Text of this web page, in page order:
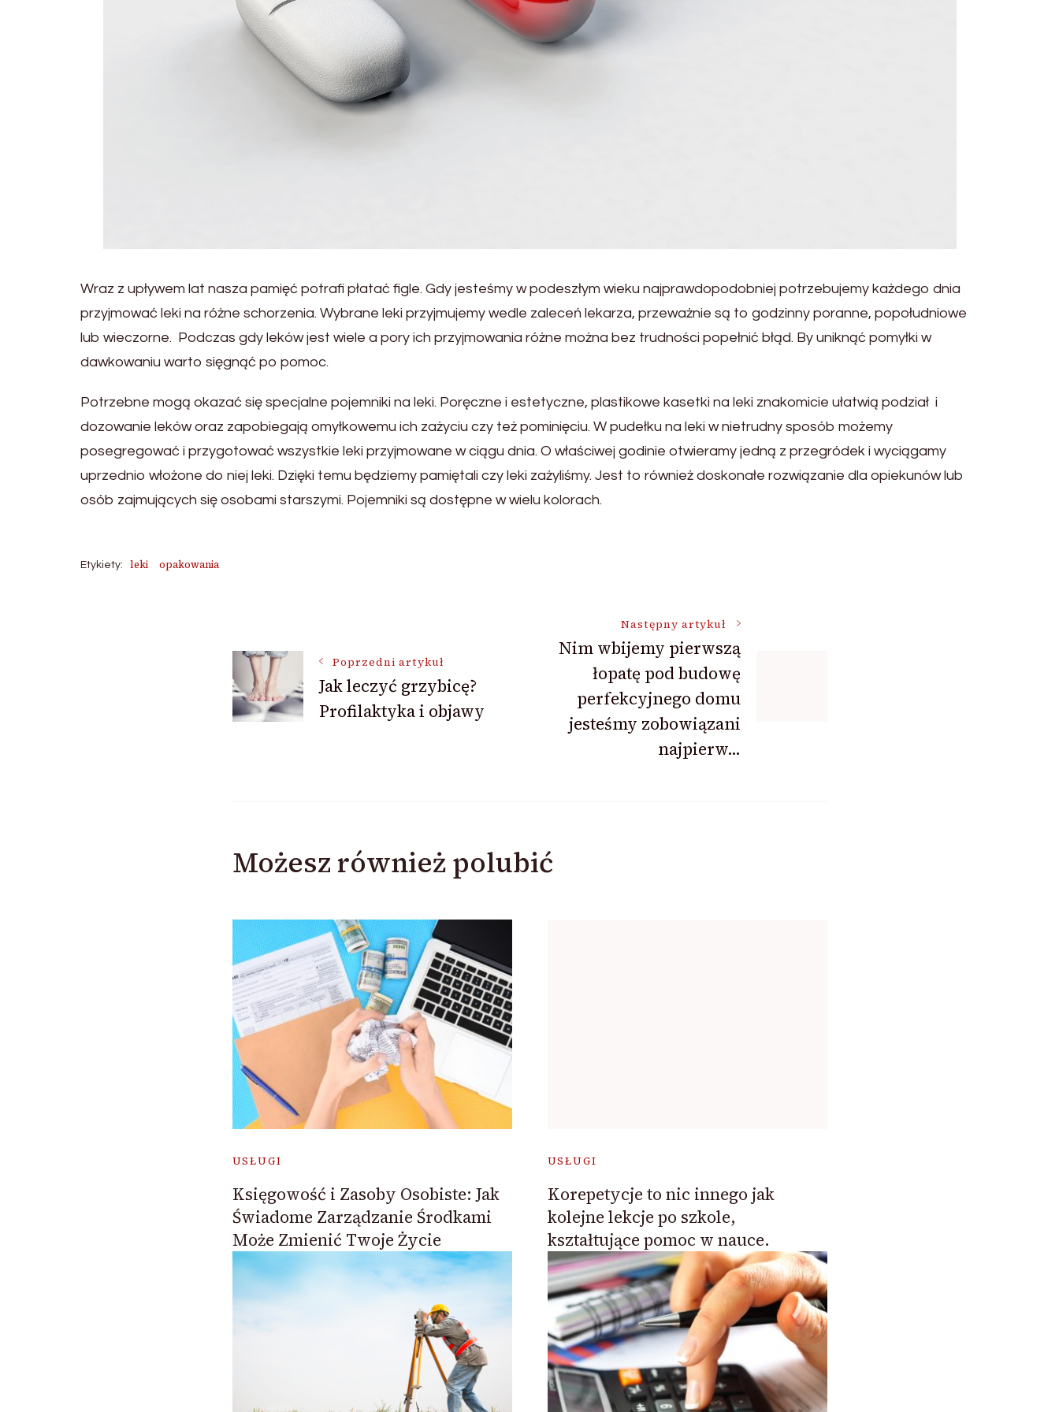
Wraz z upływem lat nasza pamięć potrafi płatać figle. Gdy jesteśmy w podeszłym wieku najprawdopodobniej potrzebujemy każdego dnia
przyjmować leki na różne schorzenia. Wybrane leki przyjmujemy wedle zaleceń lekarza, przeważnie są to godzinny poranne, popołudniowe
lub wieczorne. Podczas gdy leków jest wiele a pory ich przyjmowania różne można bez trudności popełnić błąd. By uniknąć pomyłki w
dawkowaniu warto sięgnąć po pomoc.
Potrzebne mogą okazać się specjalne pojemniki na leki. Poręczne i estetyczne, plastikowe kasetki na leki znakomicie ułatwią podział i
dozowanie leków oraz zapobiegają omyłkowemu ich zażyciu czy też pominięciu. W pudełku na leki w nietrudny sposób możemy
posegregować i przygotować wszystkie leki przyjmowane w ciągu dnia. O właściwej godinie otwieramy jedną z przegródek i wyciągamy
uprzednio włożone do niej leki. Dzięki temu będziemy pamiętali czy leki zażyliśmy. Jest to również doskonałe rozwiązanie dla opiekunów lub
osób zajmujących się osobami starszymi. Pojemniki są dostępne w wielu kolorach.
Etykiety: leki opakowania
wpisu
Poprzedni artykuł
Jak leczyć grzybicę?
Profilaktyka i objawy
Następny artykuł
Nim wbijemy pierwszą
łopatę pod budowę
perfekcyjnego domu
jesteśmy zobowiązani
najpierw…
Możesz również polubić
USŁUGI
Księgowość i Zasoby Osobiste: Jak
Świadome Zarządzanie Środkami
Może Zmienić Twoje Życie
USŁUGI
Korepetycje to nic innego jak
kolejne lekcje po szkole,
kształtujące pomoc w nauce.